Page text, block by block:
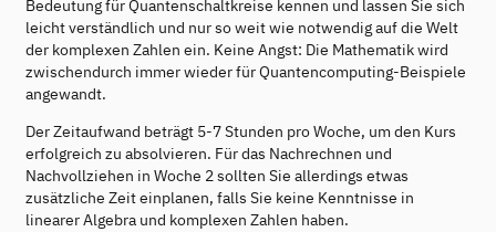
Bedeutung für Quantenschaltkreise kennen und lassen Sie sich
leicht verständlich und nur so weit wie notwendig auf die Welt
der komplexen Zahlen ein. Keine Angst: Die Mathematik wird
zwischendurch immer wieder für Quantencomputing-Beispiele
angewandt.
Der Zeitaufwand beträgt 5-7 Stunden pro Woche, um den Kurs
erfolgreich zu absolvieren. Für das Nachrechnen und
Nachvollziehen in Woche 2 sollten Sie allerdings etwas
zusätzliche Zeit einplanen, falls Sie keine Kenntnisse in
linearer Algebra und komplexen Zahlen haben.